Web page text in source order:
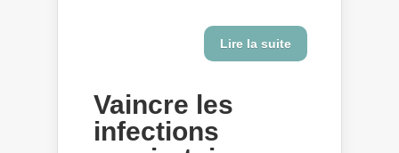
Lire la suite
Vaincre les
infections